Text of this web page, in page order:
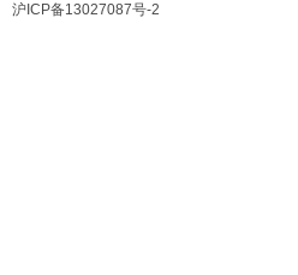
沪ICP备13027087号-2